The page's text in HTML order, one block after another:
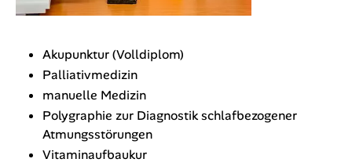
Akupunktur (Volldiplom)
Palliativmedizin
manuelle Medizin
Polygraphie zur Diagnostik schlafbezogener
Atmungsstörungen
Vitaminaufbaukur